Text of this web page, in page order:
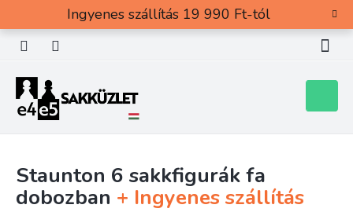
tartalomhoz
Ingyenes szállítás 19 990 Ft-tól
Staunton 6 sakkfigurák fa
dobozban + Ingyenes szállítás